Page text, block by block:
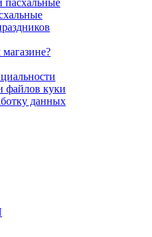
пасхальные
файлов куки
данных